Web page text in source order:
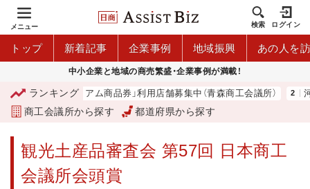
メニュー 検索 ログイン
トップ 新着記事 企業事例 地域振興 あの人を
中小企業と地域の商売繁盛・企業事例が満載！
ランキング
「青森市プレミアム商品券」利用店舗募集中（青森商工会議所） 河
商工会議所から探す 都道府県から探す
観光土産品審査会 第57回 日本商工
会議所会頭賞